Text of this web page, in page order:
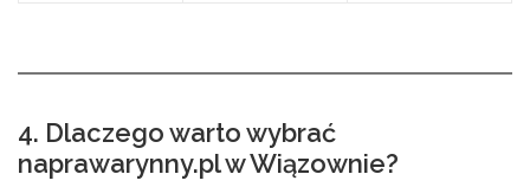
4. Dlaczego warto wybrać
naprawarynny.pl w Wiązownie?